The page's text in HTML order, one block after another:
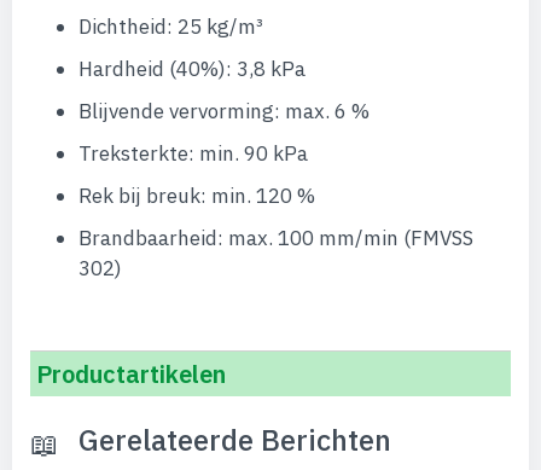
Dichtheid: 25 kg/m³
Hardheid (40%): 3,8 kPa
Blijvende vervorming: max. 6 %
Treksterkte: min. 90 kPa
Rek bij breuk: min. 120 %
Brandbaarheid: max. 100 mm/min (FMVSS
302)
Productartikelen
Gerelateerde Berichten